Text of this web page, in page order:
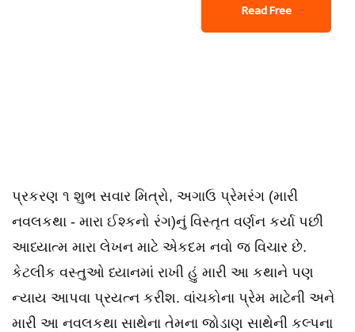
Read Free
પ્રકરણ ૧ શુભ સવાર મિત્રો, અગાઉ પ્રેમરંગ (મારી
નવલકથા - મારા ઈશ્કનો રંગ)નું વિસ્તૃત વર્ણન કર્યા પછી
આધ્યાત્મ મારા લેખન માટે એકદમ નવો જ વિચાર છે.
કેટલીક વસ્તુઓ ધ્યાનમાં રાખી હું મારી આ કથાને પણ
ન્યાય આપવા પ્રયત્ન કરીશ. વાંચકોના પ્રેમ માટેની અને
મારી આ નવલકથા સાથેના તેમના જોડાણ સાથેની કલ્પના